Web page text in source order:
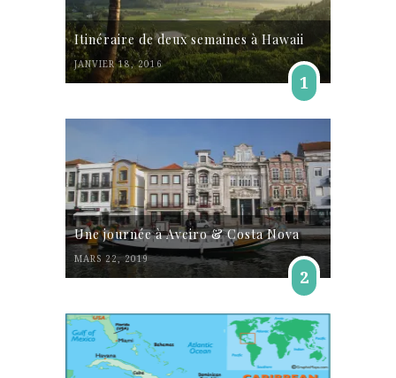
Itinéraire de deux semaines à Hawaii
JANVIER 18, 2016
1
Une journée à Aveiro & Costa Nova
MARS 22, 2019
2